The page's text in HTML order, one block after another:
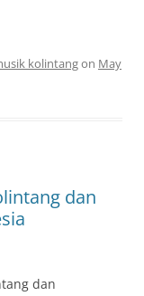
kolintangon May
dan
dan